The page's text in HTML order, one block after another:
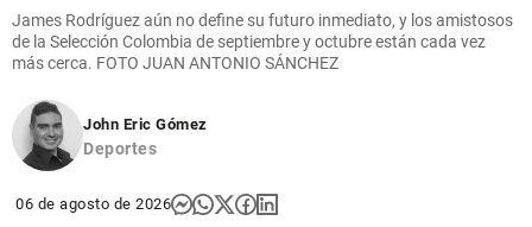
James Rodríguez aún no define su futuro inmediato, y los amistosos
de la Selección Colombia de septiembre y octubre están cada vez
más cerca. FOTO JUAN ANTONIO SÁNCHEZ
John Eric Gómez
Deportes
06 de agosto de 2026